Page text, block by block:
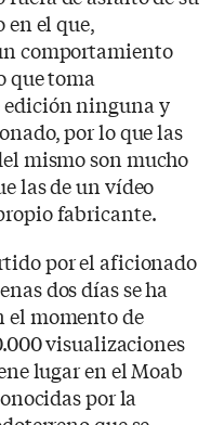
el que,
comportamiento
que toma
edición ninguna y
por lo que las
mismo son mucho
las de un vídeo
fabricante.
por el aficionado
dos días se ha
momento de
visualizaciones
lugar en el Moab
por la